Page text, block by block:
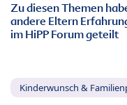
Zu diesen Themen
andere Eltern
im HiPP Forum geteilt
Kinderwunsch &